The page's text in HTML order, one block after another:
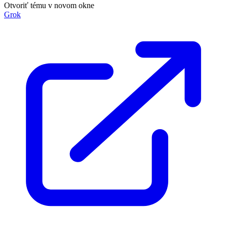
Otvoriť tému v novom okne
Grok